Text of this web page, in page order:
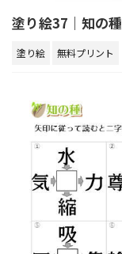
塗り絵37｜知の
塗り絵 無料プリント